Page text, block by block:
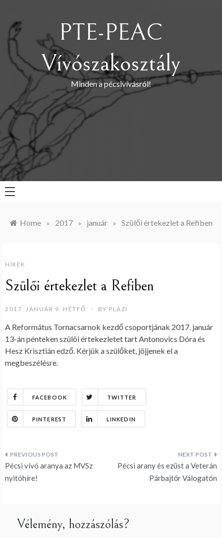
content
PTE-PEAC
Vívószakosztály
Minden a pécsivívásról!
Home » 2017 » január » Szūlői értekezlet a Refiben
HÍREK
Szūlői értekezlet a Refiben
2017. JANUÁR 9. HÉTFŐ BY PLAZI
A Református Tornacsarnok kezdő csoportjának 2017. január
13-án pénteken szülöi értekezletet tart Antonovics Dóra és
Hesz Krisztián edző. Kérjük a szülőket, jöjjenek el a
megbeszélésre.
FACEBOOK TWITTER
PINTEREST LINKEDIN
Bejegyzés
navigáció
Pécsi vívó aranya az MVSz
nyitóhíre!
Pécsi arany és ezüst a Veterán
Párbajtőr Válogatón
Vélemény, hozzászólás?